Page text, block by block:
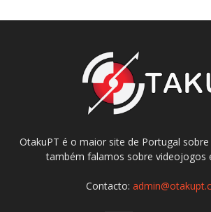
OtakuPT é o maior site de Portugal
também falamos sobre videojogos
Contacto: